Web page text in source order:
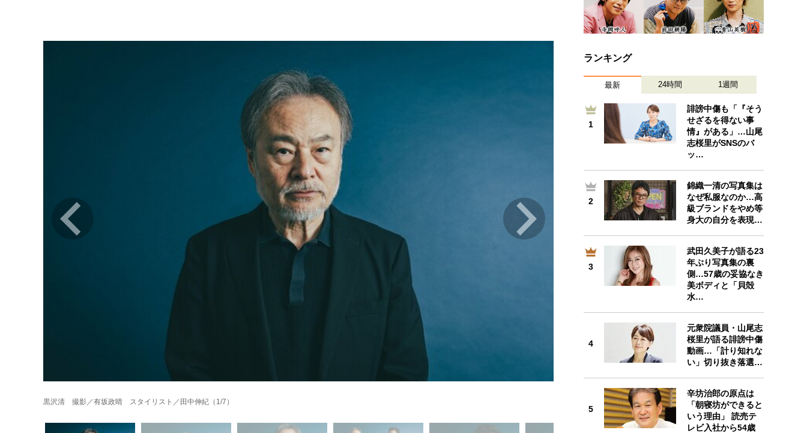
黒沢清 撮影／有坂政晴 スタイリスト／田中伸紀（1/7）
ランキング
最新 24時間 1週間
1
誹謗中傷も「『そう
せざるを得ない事
情』がある」…山尾
志桜里がSNSのバ
ッ…
2
錦織一清の写真集は
なぜ私服なのか…高
級ブランドをやめ等
身大の自分を表現…
3
武田久美子が語る23
年ぶり写真集の裏
側…57歳の妥協なき
美ボディと「貝殻
水…
4
元衆院議員・山尾志
桜里が語る誹謗中傷
動画…「計り知れな
い」切り抜き落選…
5
辛坊治郎の原点は
「朝寝坊ができると
いう理由」 読売テ
レビ入社から54歳